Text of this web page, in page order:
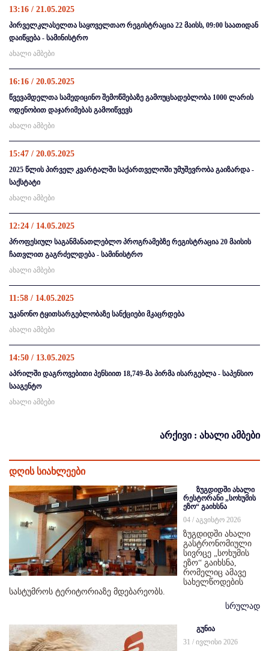
13:16 / 21.05.2025
პირველკლასელთა საყოველთაო რეგისტრაცია 22 მაისს, 09:00 საათიდან
დაიწყება - სამინისტრო
ახალი ამბები
16:16 / 20.05.2025
წვევამდელთა სამედიცინო შემოწმებაზე გამოუცხადებლობა 1000 ლარის
ოდენობით დაჯარიმებას გამოიწვევს
ახალი ამბები
15:47 / 20.05.2025
2025 წლის პირველ კვარტალში საქართველოში უმუშევრობა გაიზარდა -
საქსტატი
ახალი ამბები
12:24 / 14.05.2025
პროფესიულ საგანმანათლებლო პროგრამებზე რეგისტრაცია 20 მაისის
ჩათვლით გაგრძელდება - სამინისტრო
ახალი ამბები
11:58 / 14.05.2025
უკანონო ტყითსარგებლობაზე სანქციები მკაცრდება
ახალი ამბები
14:50 / 13.05.2025
აპრილში დაგროვებითი პენსიით 18,749-მა პირმა ისარგებლა - საპენსიო
სააგენტო
ახალი ამბები
არქივი : ახალი ამბები
დღის სიახლეები
ზუგდიდში ახალი
რესტორანი „სოხუმის
ეზო“ გაიხსნა
04 / აგვისტო 2026
ზუგდიდში ახალი
გასტრონომიული
სივრცე „სოხუმის
ეზო“ გაიხსნა,
რომელიც ამავე
სახელწოდების
სასტუმროს ტერიტორიაზე მდებარეობს.
სრულად
გუნია
31 / ივლისი 2026